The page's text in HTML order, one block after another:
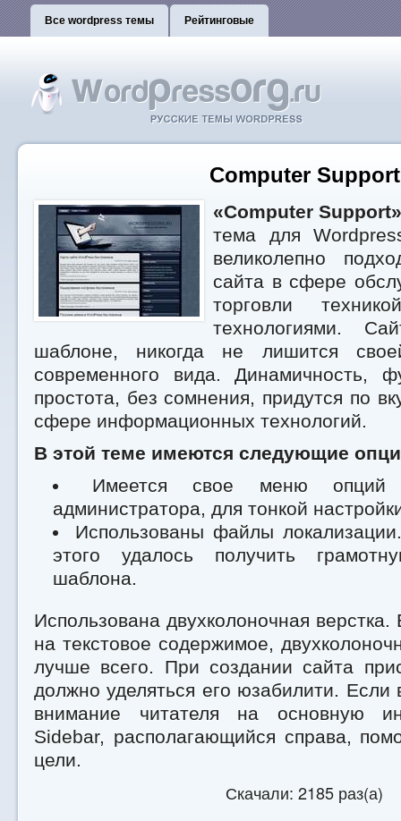
Все wordpress темы Рейтинговые
Computer Support
«Computer Support»
тема для
великолепно
сайта в сфере
торговли
технологиями.
шаблоне, никогда не лишится
современного вида. Динамичность,
простота, без сомнения, придутся по
сфере информационных технологий.
В этой теме имеются следующие
Имеется свое меню опций
администратора, для тонкой
Использованы файлы
этого удалось получить
шаблона.
Использована двухколоночная верстка.
на текстовое содержимое,
лучше всего. При создании сайта
должно уделяться его юзабилити. Если
внимание читателя на основную
Sidebar, располагающийся справа,
цели.
Скачали: 2185 раз(а)